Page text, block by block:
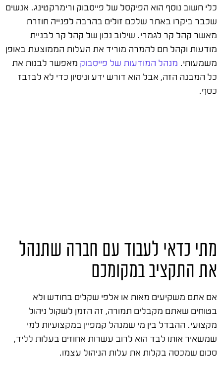
כלי חשוב נוסף הוא הפיקסל של פייסבוק ורימרקטינג. אנשים
שכבר ביקרו באתר שלכם זולים בהרבה לפנייה חוזרת
מאשר קהל קר לגמרי. שילוב נכון של קהל קר לבניית
מודעות וקהל חם להמרה מוריד את העלות הממוצעת באופן
משמעותי. מנהל המודעות של פייסבוק מאפשר לבנות את
כל המבנה הזה, אבל הוא דורש ידע וניסיון כדי לא לבזבז
כסף.
מתי כדאי לעבוד עם חברה שתנהל
את התקציב במקומכם
אם אתם משקיעים מאות או אלפי שקלים בחודש ולא
בטוחים שאתם מקבלים תמורה, זה הזמן לשקול ניהול
מקצועי. ההבדל בין מי שמנהל קמפיין במקצועיות למי
שמשאיר אותו לבד הוא לרוב עשרות אחוזים בעלות לליד,
סכום שמכסה בקלות את עלות הניהול עצמו.